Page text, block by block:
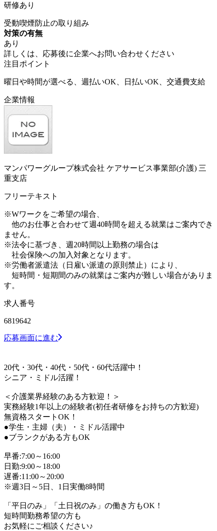
研修あり
受動喫煙防止の取り組み
対策の有無
あり
詳しくは、応募後に企業へお問い合わせください
注目ポイント
曜日や時間が選べる、週払いOK、日払いOK、交通費支給
企業情報
マンパワーグループ株式会社 ケアサービス事業部(介護) 三
重支店
フリーテキスト
※Wワークをご希望の場合、
他のお仕事と合わせて週40時間を超える就業はご案内でき
ません。
※法令に基づき、週20時間以上勤務の場合は
社会保険への加入対象となります。
※労働者派遣法（日雇い派遣の原則禁止）により、
短時間・短期間のみの就業はご案内が難しい場合がありま
す。
求人番号
6819642
応募画面に進む
20代・30代・40代・50代・60代活躍中！
シニア・ミドル活躍！
＜介護業界経験のある方歓迎！＞
実務経験1年以上の経験者(初任者研修をお持ちの方歓迎)
無資格スタートOK！
●学生・主婦（夫）・ミドル活躍中
●ブランクがある方もOK
早番:7:00～16:00
日勤:9:00～18:00
遅番:11:00～20:00
※週3日～5日、1日実働8時間
「平日のみ」「土日祝のみ」の働き方もOK！
短時間勤務希望の方も
お気軽にご相談ください♪